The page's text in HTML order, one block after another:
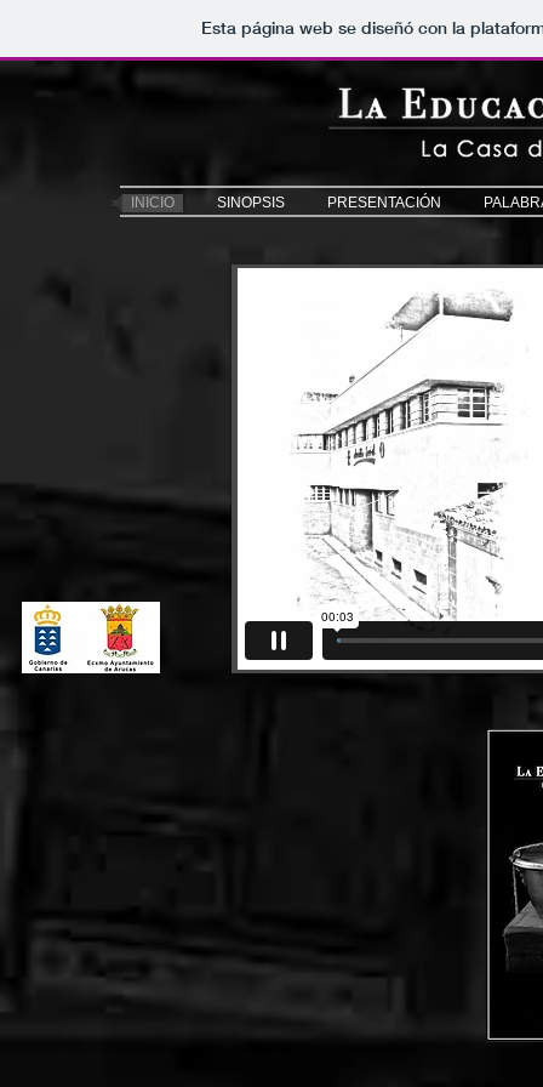
Esta página web se diseñó con la
INICIO SINOPSIS PRESENTACIÓN